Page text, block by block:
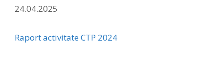
24.04.2025
Raport activitate CTP 2024